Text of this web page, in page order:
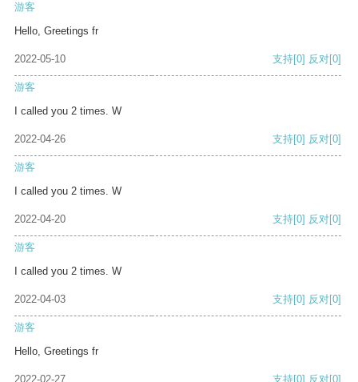
游客
Hello, Greetings fr
2022-05-10 支持[0] 反对[0]
游客
I called you 2 times. W
2022-04-26 支持[0] 反对[0]
游客
I called you 2 times. W
2022-04-20 支持[0] 反对[0]
游客
I called you 2 times. W
2022-04-03 支持[0] 反对[0]
游客
Hello, Greetings fr
2022-02-27 支持[0] 反对[0]